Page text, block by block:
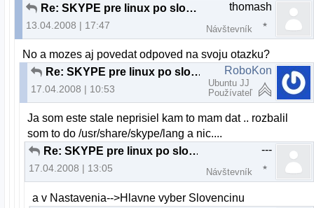
Re: SKYPE pre linux po slovensky
13.04.2008 | 17:47
thomash
Návštevník
No a mozes aj povedat odpoved na svoju otazku?
Re: SKYPE pre linux po slovensky
17.04.2008 | 10:53
RoboKon
Ubuntu JJ
Používateľ
Ja som este stale neprisiel kam to mam dat .. rozbalil
som to do /usr/share/skype/lang a nic....
Re: SKYPE pre linux po slovensky
17.04.2008 | 13:05
---
Návštevník
a v Nastavenia-->Hlavne vyber Slovencinu